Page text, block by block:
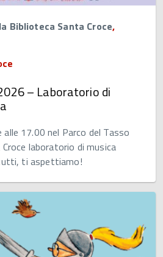
Biblioteca Santa Croce,
– Laboratorio di
17.00 nel Parco del Tasso
laboratorio di musica
ti aspettiamo!